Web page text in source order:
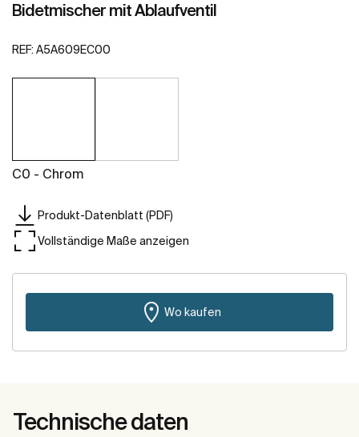
Bidetmischer mit Ablaufventil
REF: A5A609EC00
C0 - Chrom
Produkt-Datenblatt (PDF)
Vollständige Maße anzeigen
Wo kaufen
Technische daten